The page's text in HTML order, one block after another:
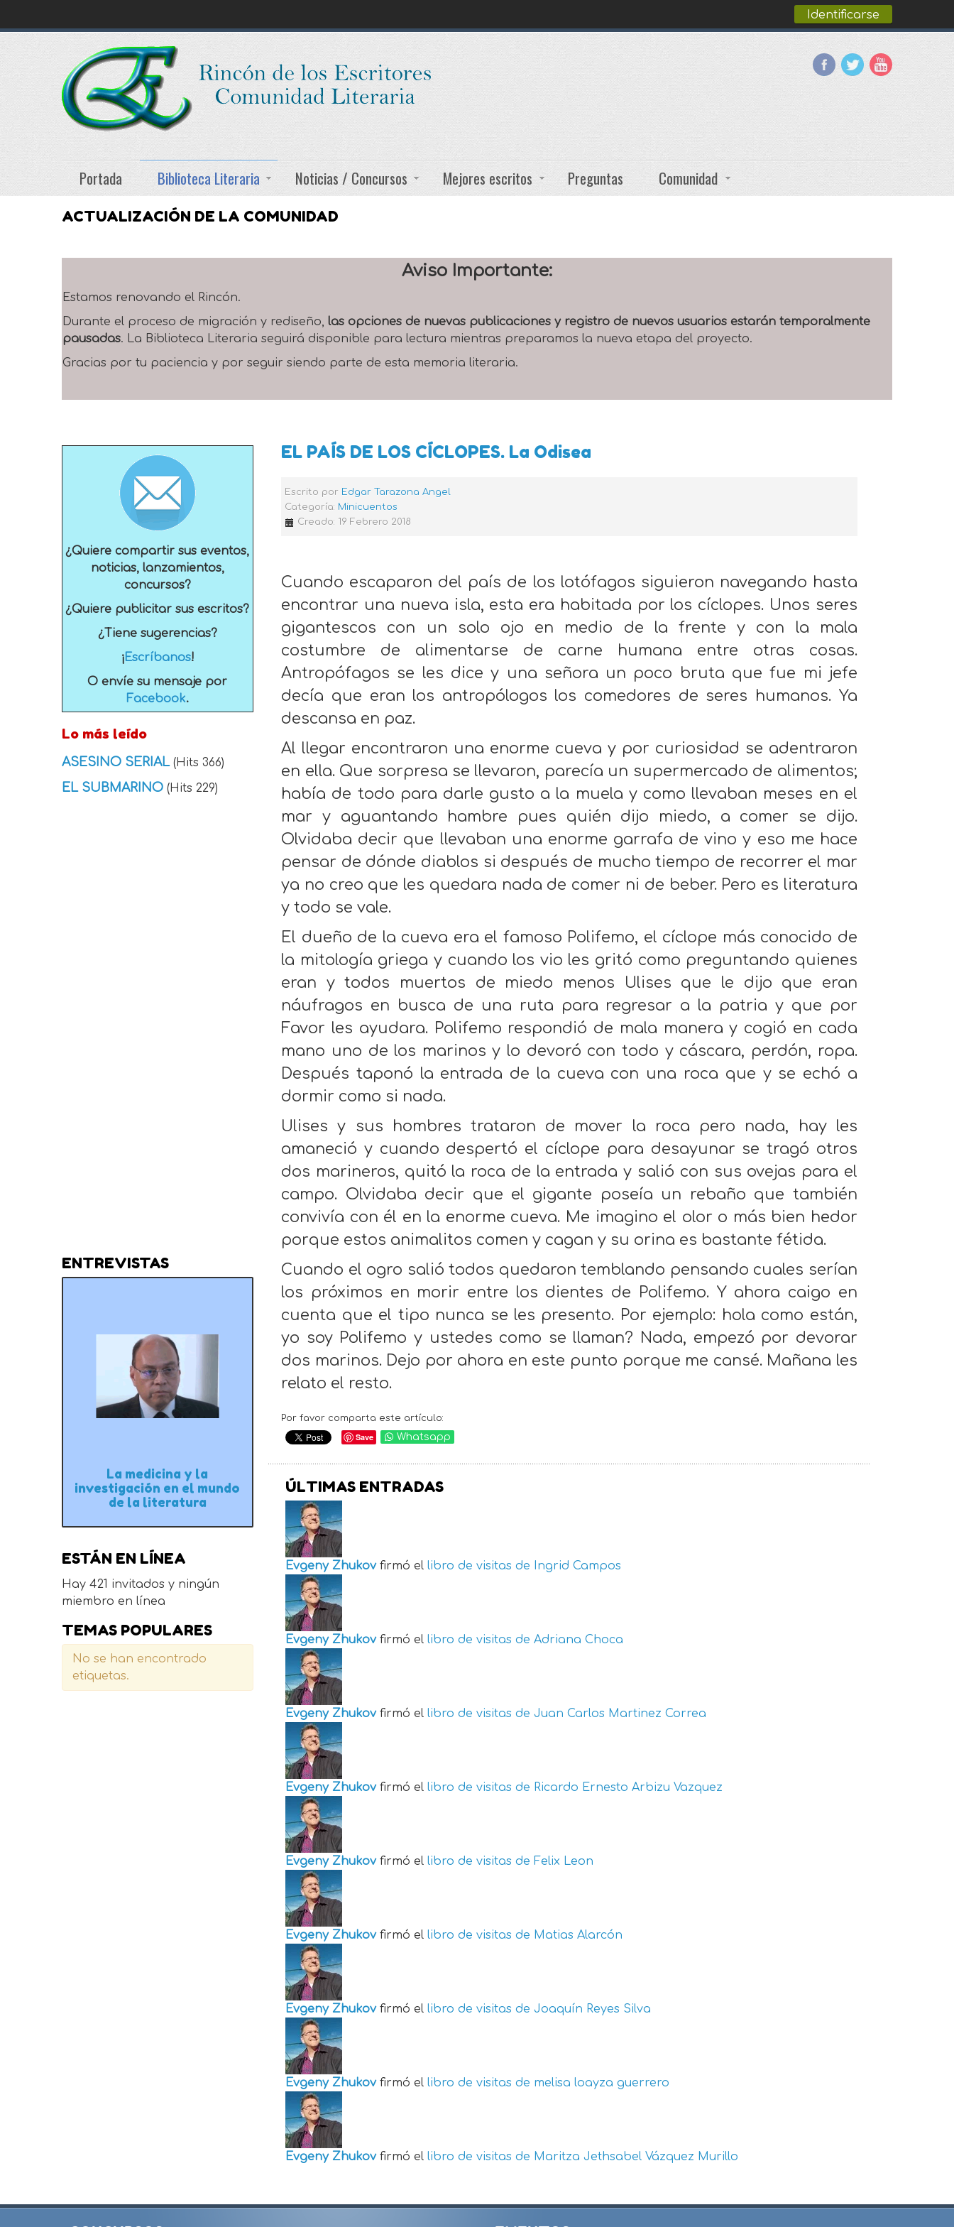
Identificarse
Portada Biblioteca Literaria Noticias / Concursos Mejores escritos Preguntas Comunidad
ACTUALIZACIÓN DE LA COMUNIDAD
Aviso Importante:
Estamos renovando el Rincón.
Durante el proceso de migración y rediseño, las opciones de nuevas publicaciones y registro de nuevos usuarios estarán temporalmente
pausadas. La Biblioteca Literaria seguirá disponible para lectura mientras preparamos la nueva etapa del proyecto.
Gracias por tu paciencia y por seguir siendo parte de esta memoria literaria.
EL PAÍS DE LOS CÍCLOPES. La Odisea
Escrito por Edgar Tarazona Angel
Categoría: Minicuentos
Creado: 19 Febrero 2018
Cuando escaparon del país de los lotófagos siguieron navegando hasta
encontrar una nueva isla, esta era habitada por los cíclopes. Unos seres
gigantescos con un solo ojo en medio de la frente y con la mala
costumbre de alimentarse de carne humana entre otras cosas.
Antropófagos se les dice y una señora un poco bruta que fue mi jefe
decía que eran los antropólogos los comedores de seres humanos. Ya
descansa en paz.
Al llegar encontraron una enorme cueva y por curiosidad se adentraron
en ella. Que sorpresa se llevaron, parecía un supermercado de alimentos;
había de todo para darle gusto a la muela y como llevaban meses en el
mar y aguantando hambre pues quién dijo miedo, a comer se dijo.
Olvidaba decir que llevaban una enorme garrafa de vino y eso me hace
pensar de dónde diablos si después de mucho tiempo de recorrer el mar
ya no creo que les quedara nada de comer ni de beber. Pero es literatura
y todo se vale.
El dueño de la cueva era el famoso Polifemo, el cíclope más conocido de
la mitología griega y cuando los vio les gritó como preguntando quienes
eran y todos muertos de miedo menos Ulises que le dijo que eran
náufragos en busca de una ruta para regresar a la patria y que por
Favor les ayudara. Polifemo respondió de mala manera y cogió en cada
mano uno de los marinos y lo devoró con todo y cáscara, perdón, ropa.
Después taponó la entrada de la cueva con una roca que y se echó a
dormir como si nada.
Ulises y sus hombres trataron de mover la roca pero nada, hay les
amaneció y cuando despertó el cíclope para desayunar se tragó otros
dos marineros, quitó la roca de la entrada y salió con sus ovejas para el
campo. Olvidaba decir que el gigante poseía un rebaño que también
convivía con él en la enorme cueva. Me imagino el olor o más bien hedor
porque estos animalitos comen y cagan y su orina es bastante fétida.
Cuando el ogro salió todos quedaron temblando pensando cuales serían
los próximos en morir entre los dientes de Polifemo. Y ahora caigo en
cuenta que el tipo nunca se les presento. Por ejemplo: hola como están,
yo soy Polifemo y ustedes como se llaman? Nada, empezó por devorar
dos marinos. Dejo por ahora en este punto porque me cansé. Mañana les
relato el resto.
Por favor comparta este artículo:
Save Whatsapp
ÚLTIMAS ENTRADAS
Evgeny Zhukov firmó el libro de visitas de Ingrid Campos
Evgeny Zhukov firmó el libro de visitas de Adriana Choca
Evgeny Zhukov firmó el libro de visitas de Juan Carlos Martinez Correa
Evgeny Zhukov firmó el libro de visitas de Ricardo Ernesto Arbizu Vazquez
Evgeny Zhukov firmó el libro de visitas de Felix Leon
Evgeny Zhukov firmó el libro de visitas de Matias Alarcón
Evgeny Zhukov firmó el libro de visitas de Joaquín Reyes Silva
Evgeny Zhukov firmó el libro de visitas de melisa loayza guerrero
Evgeny Zhukov firmó el libro de visitas de Maritza Jethsabel Vázquez Murillo
¿Quiere compartir sus eventos,
noticias, lanzamientos,
concursos?
¿Quiere publicitar sus escritos?
¿Tiene sugerencias?
¡Escríbanos!
O envíe su mensaje por
Facebook.
Lo más leído
ASESINO SERIAL (Hits 366)
EL SUBMARINO (Hits 229)
ENTREVISTAS
La medicina y la
investigación en el mundo
de la literatura
ESTÁN EN LÍNEA
Hay 421 invitados y ningún
miembro en línea
TEMAS POPULARES
No se han encontrado
etiquetas.